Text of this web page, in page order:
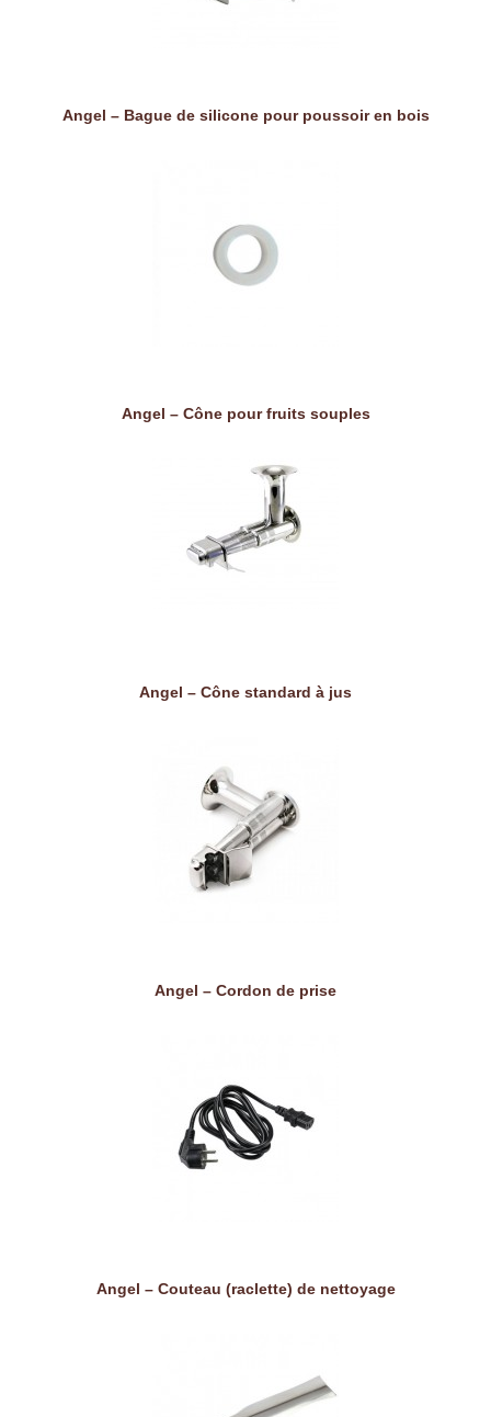
Angel – Bague de silicone pour poussoir en bois
Angel – Cône pour fruits souples
Angel – Cône standard à jus
Angel – Cordon de prise
Angel – Couteau (raclette) de nettoyage